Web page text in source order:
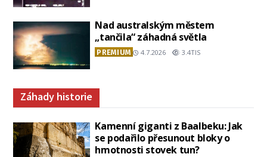
Nad australským městem
„tančila“ záhadná světla
PREMIUM 4.7.2026 3.4TIS
Záhady historie
Kamenní giganti z Baalbeku: Jak
se podařilo přesunout bloky o
hmotnosti stovek tun?